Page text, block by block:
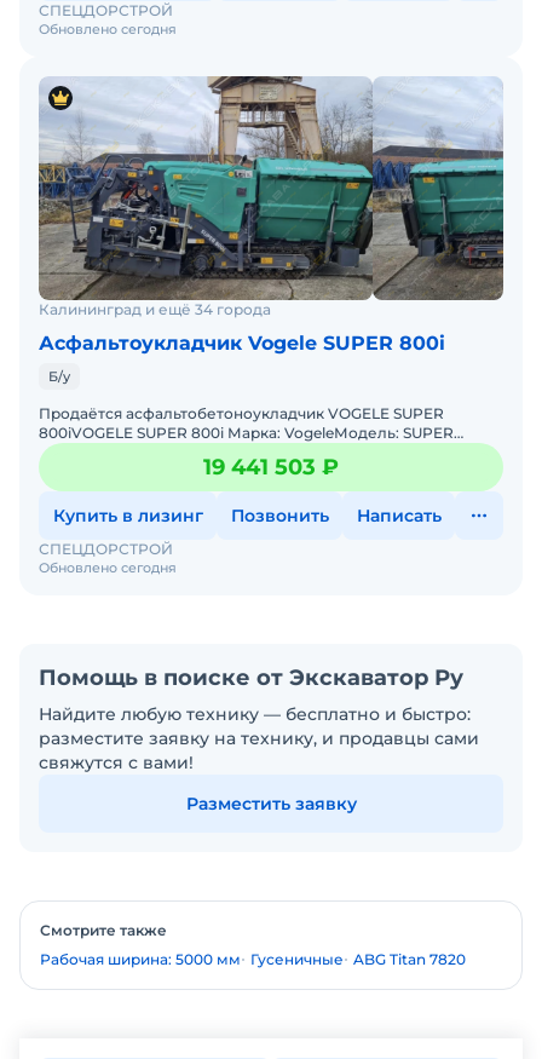
Обновлено сегодня
СПЕЦДОРСТРОЙ
Калининград и ещё 34 города
Асфальтоукладчик Vogele SUPER 800i
Б/у
Продаётся асфальтобетоноукладчик VOGELE SUPER
800iVOGELE SUPER 800i Марка: VogeleМодель: SUPER
800iТип техники: АсфальтобетоноукладчикГод выпуска:
2024 г.Мощнос
19 441 503 ₽
Купить в лизинг Позвонить Написать
Обновлено сегодня
СПЕЦДОРСТРОЙ
Помощь в поиске от Экскаватор Ру
Найдите любую технику — бесплатно и быстро:
разместите заявку на технику, и продавцы сами
свяжутся с вами!
Разместить заявку
Смотрите также
Рабочая ширина: 5000 мм
Гусеничные ABG Titan 7820